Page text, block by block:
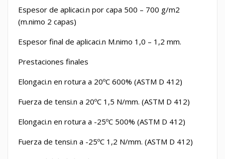
Espesor de aplicaci.n por capa 500 – 700 g/m2
(m.nimo 2 capas)
Espesor final de aplicaci.n M.nimo 1,0 – 1,2 mm.
Prestaciones finales
Elongaci.n en rotura a 20ºC 600% (ASTM D 412)
Fuerza de tensi.n a 20ºC 1,5 N/mm. (ASTM D 412)
Elongaci.n en rotura a -25ºC 500% (ASTM D 412)
Fuerza de tensi.n a -25ºC 1,2 N/mm. (ASTM D 412)